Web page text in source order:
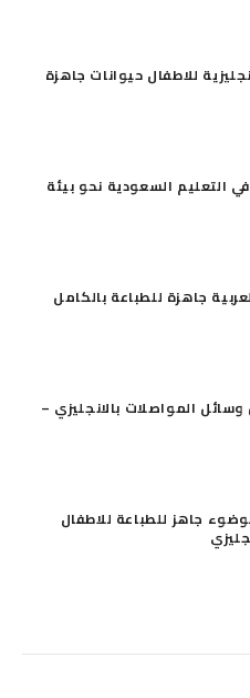
للاطفال حيوانات جاهزة
التعليم السعودية نحو بيئة
جاهزة للطباعة بالكامل
المواصلات بالانجليزي –
جاهز للطباعة للاطفال